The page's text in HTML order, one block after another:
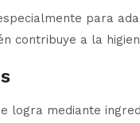
para
contribuye a la
logra mediante